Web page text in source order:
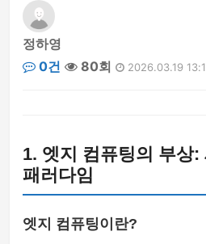
정하영
0건
80회 2026.03.19
1. 엣지 컴퓨팅의 부상
패러다임
엣지 컴퓨팅이란?